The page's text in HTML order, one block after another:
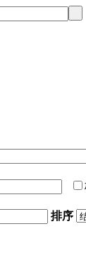
排序